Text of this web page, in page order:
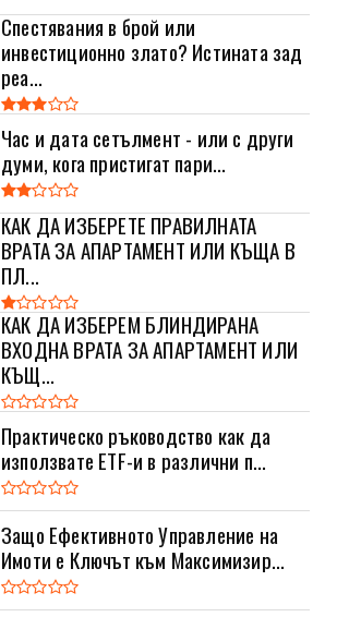
Спестявания в брой или
инвестиционно злато? Истината зад
реа...
Час и дата сетълмент - или с други
думи, кога пристигат пари...
КАК ДА ИЗБЕРЕТЕ ПРАВИЛНАТА
ВРАТА ЗА АПАРТАМЕНТ ИЛИ КЪЩА В
ПЛ...
КАК ДА ИЗБЕРЕМ БЛИНДИРАНА
ВХОДНА ВРАТА ЗА АПАРТАМЕНТ ИЛИ
КЪЩ...
Практическо ръководство как да
използвате ETF-и в различни п...
Защо Ефективното Управление на
Имоти е Ключът към Максимизир...